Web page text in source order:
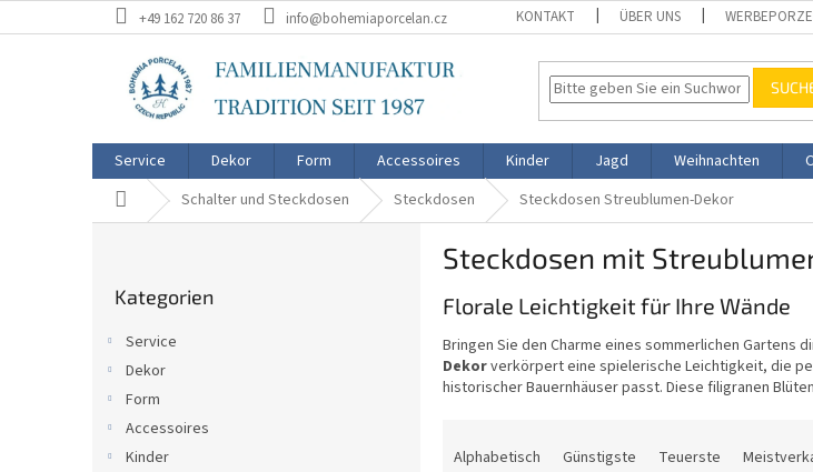
Inhalt
+49 162 720 86 37 info@bohemiaporcelan.cz KONTAKT ÜBER UNS
Service Dekor Form Accessoires Kinder Jagd Weihnachten
StartseiteSchalter und Steckdosen Steckdosen Steckdosen Streublumen-Dekor
überspringen
Kategorien
Service
Dekor
Form
Accessoires
Kinder
Steckdosen mit
Florale Leichtigkeit für Ihre Wände
Bringen Sie den Charme eines sommerlichen Gartens
Dekorverkörpert eine spielerische Leichtigkeit, die
historischer Bauernhäuser passt. Diese filigranen
Alphabetisch Günstigste Teuerste